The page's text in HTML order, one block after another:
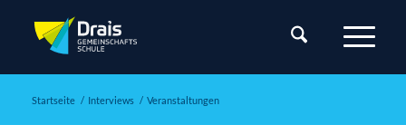
Startseite / Interviews / Veranstaltungen